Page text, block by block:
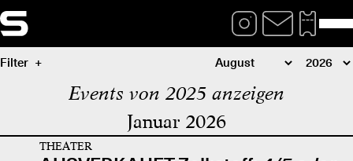
Filter
Events von 2025 anzeigen
Januar 2026
THEATER